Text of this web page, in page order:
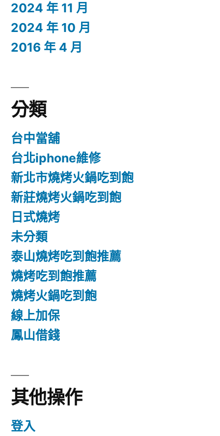
2024 年 11 月
2024 年 10 月
2016 年 4 月
分類
台中當舖
台北iphone維修
新北市燒烤火鍋吃到飽
新莊燒烤火鍋吃到飽
日式燒烤
未分類
泰山燒烤吃到飽推薦
燒烤吃到飽推薦
燒烤火鍋吃到飽
線上加保
鳳山借錢
其他操作
登入